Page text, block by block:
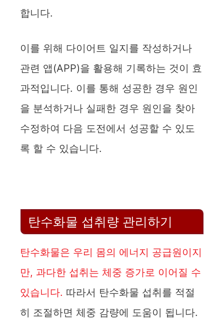
합니다.
이를 위해 다이어트 일지를 작성하거나
관련 앱(APP)을 활용해 기록하는 것이 효
과적입니다. 이를 통해 성공한 경우 원인
을 분석하거나 실패한 경우 원인을 찾아
수정하여 다음 도전에서 성공할 수 있도
록 할 수 있습니다.
탄수화물 섭취량 관리하기
탄수화물은 우리 몸의 에너지 공급원이지
만, 과다한 섭취는 체중 증가로 이어질 수
있습니다. 따라서 탄수화물 섭취를 적절
히 조절하면 체중 감량에 도움이 됩니다.